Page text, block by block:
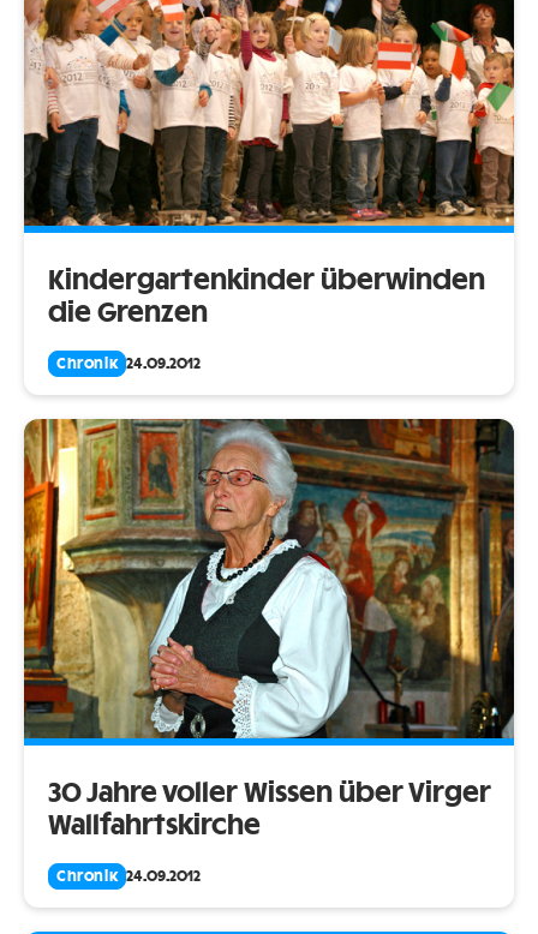
Kindergartenkinder überwinden
die Grenzen
Chronik 24.09.2012
30 Jahre voller Wissen über Virger
Wallfahrtskirche
Chronik 24.09.2012